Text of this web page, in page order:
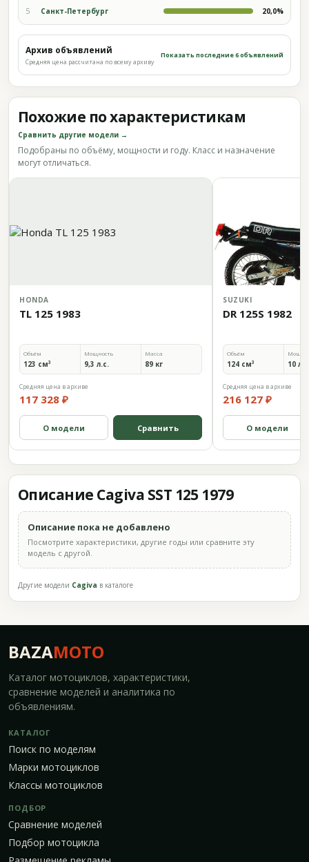
5 Санкт-Петербург 20,0%
Архив объявлений
Средняя цена рассчитана по всему архиву
Показать последние 6 объявлений
Похожие по характеристикам
Сравнить другие модели →
Подобраны по объёму, мощности и году. Класс и назначение
могут отличаться.
HONDA
TL 125 1983
Объём
123 см³
Мощность
9,3 л.с.
Масса
89 кг
Средняя цена в архиве
117 328 ₽
О модели Сравнить
SUZUKI
DR 125S 1982
Объём
124 см³ 10
Средняя цена в архиве
216 127 ₽
О модели
Описание Cagiva SST 125 1979
Описание пока не добавлено
Посмотрите характеристики, другие годы или сравните эту
модель с другой.
Другие модели Cagiva в каталоге
BAZAMOTO
Каталог мотоциклов, характеристики,
сравнение моделей и аналитика по
объявлениям.
КАТАЛОГ
Поиск по моделям
Марки мотоциклов
Классы мотоциклов
ПОДБОР
Сравнение моделей
Подбор мотоцикла